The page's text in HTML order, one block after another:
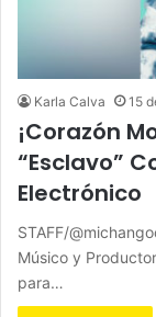
Karla Calva 15
¡Corazón
“Esclavo”
Electrónico
STAFF/
Músico y
para…